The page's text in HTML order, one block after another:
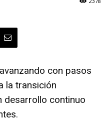
con pasos
la transición
desarrollo continuo